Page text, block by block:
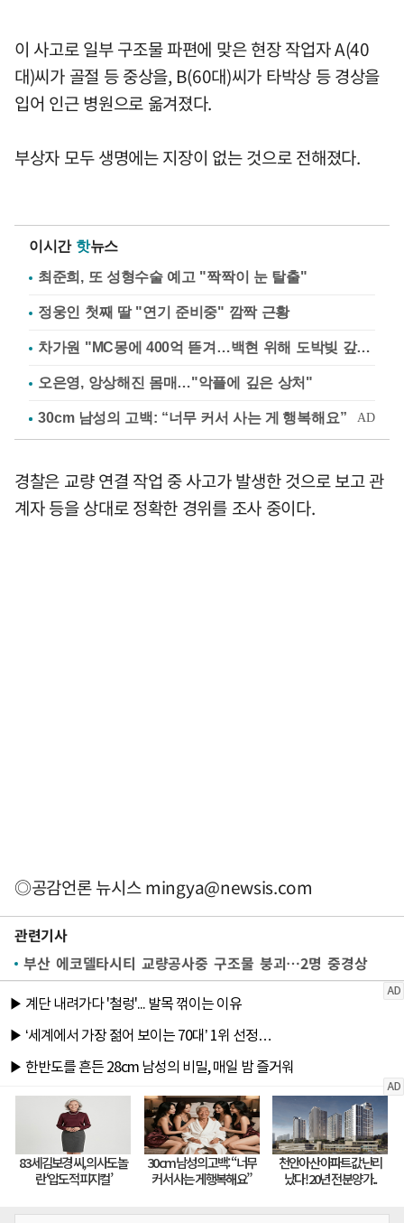
이 사고로 일부 구조물 파편에 맞은 현장 작업자 A(40
대)씨가 골절 등 중상을, B(60대)씨가 타박상 등 경상을
입어 인근 병원으로 옮겨졌다.
부상자 모두 생명에는 지장이 없는 것으로 전해졌다.
이시간 핫뉴스
최준희, 또 성형수술 예고 "짝짝이 눈 탈출"
정웅인 첫째 딸 "연기 준비중" 깜짝 근황
차가원 "MC몽에 400억 뜯겨…백현 위해 도박빚 갚아줘"
오은영, 앙상해진 몸매…"악플에 깊은 상처"
경찰은 교량 연결 작업 중 사고가 발생한 것으로 보고 관
계자 등을 상대로 정확한 경위를 조사 중이다.
◎공감언론 뉴시스mingya@newsis.com
관련기사
부산 에코델타시티 교량공사중 구조물 붕괴…2명 중경상